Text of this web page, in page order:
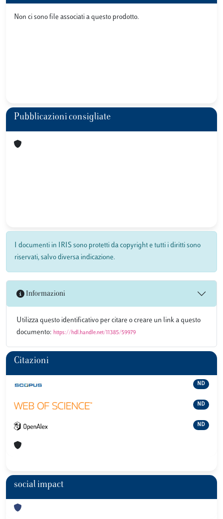
Non ci sono file associati a questo prodotto.
Pubblicazioni consigliate
I documenti in IRIS sono protetti da copyright e tutti i diritti sono
riservati, salvo diversa indicazione.
Informazioni
Utilizza questo identificativo per citare o creare un link a questo
documento: https://hdl.handle.net/11385/59979
Citazioni
ND
ND
ND
social impact